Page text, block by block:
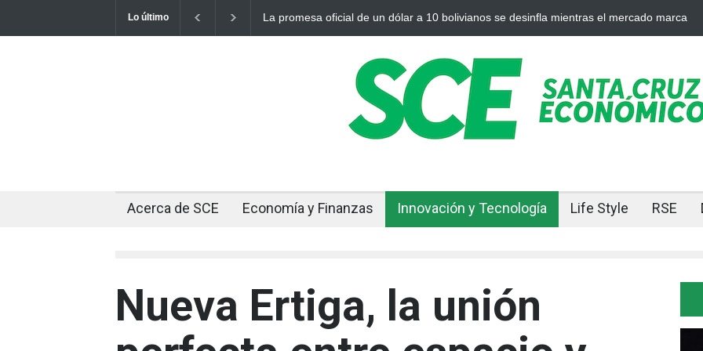
Lo último Cuando el oro y la plata se enfrían afuera, Bolivia siente el golpe en casa
Bolivia
Acerca de SCE Economía y Finanzas Innovación y Tecnología Life Style RSE
Nueva Ertiga, la unión